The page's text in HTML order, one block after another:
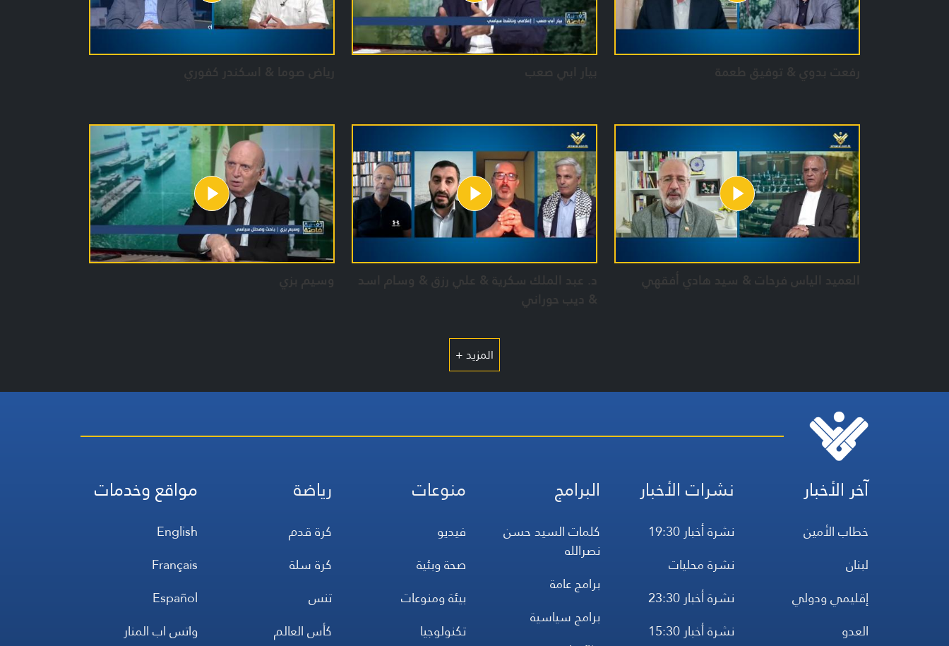
رفعت بدوي & توفيق طعمة بيار ابي صعب رياض صوما & اسكندر كفوري
العميد الياس فرحات & سيد هادي أفقهي
د. عبد الملك سكرية & علي رزق & وسام اسد
& ديب حوراني
وسيم بزي
المزيد +
آخر الأخبار
خطاب الأمين
لبنان
إقليمي ودولي
العدو
نشرات الأخبار
نشرة أخبار 19:30
نشرة محليات
نشرة أخبار 23:30
نشرة أخبار 15:30
البرامج
كلمات السيد حسن
نصرالله
برامج عامة
برامج سياسية
منوعات
فيديو
صحة وبئية
بيئة ومنوعات
تكنولوجيا
رياضة
كرة قدم
كرة سلة
تنس
كأس العالم
مواقع وخدمات
English
Français
Español
واتس اب المنار